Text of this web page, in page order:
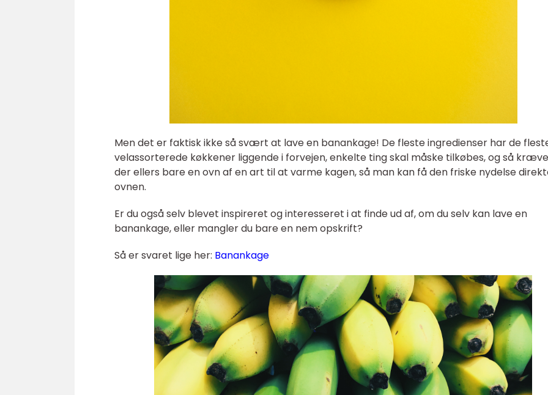
Men det er faktisk ikke så svært at lave en banankage! De fleste ingredienser har de
velassorterede køkkener liggende i forvejen, enkelte ting skal måske tilkøbes, og så
der ellers bare en ovn af en art til at varme kagen, så man kan få den friske nydelse
ovnen.
Er du også selv blevet inspireret og interesseret i at finde ud af, om du selv kan lave en
banankage, eller mangler du bare en nem opskrift?
Så er svaret lige her: Banankage